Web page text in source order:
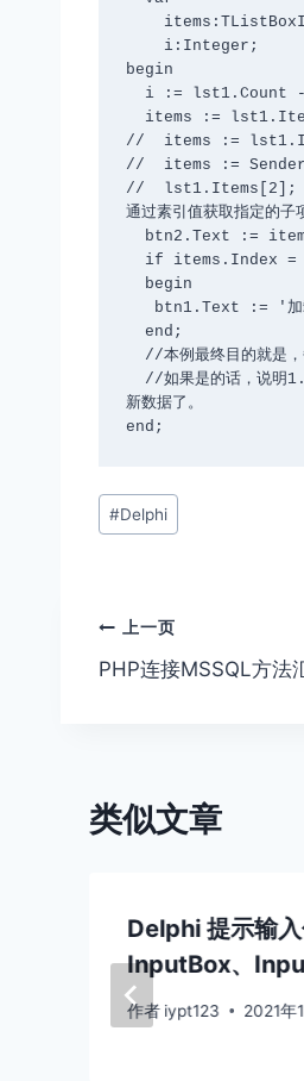
begin
//  items :=
//  items := Sender
//  lst1.Items[2];  //以
通过素引值获取指定的子
新数据了。
end;
文
章
#Delphi
文
章
上一页
PHP连接MSSQL方法
类似文章
Delphi 提示输入
InputBox、
作者 iypt123 2021年